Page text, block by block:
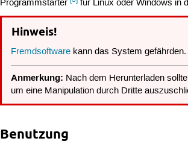
Programmstarter
für Linux oder Windows in
Hinweis!
Fremdsoftware kann das System gefährden.
Anmerkung: Nach dem Herunterladen
um eine Manipulation durch Dritte
Benutzung